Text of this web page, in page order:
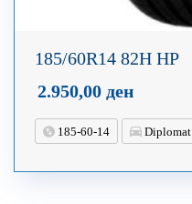
185/60R14 82H HP
2.950,00 ден
185-60-14 Diplomat